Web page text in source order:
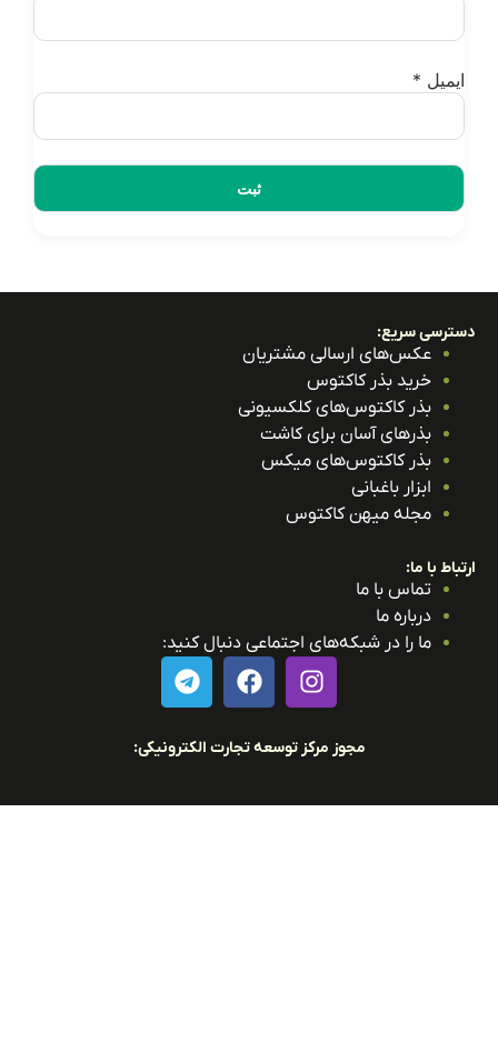
*
سریع:
عکس‌های ارسالی مشتریان
خرید بذر کاکتوس
بذر کاکتوس‌های کلکسیونی
بذرهای آسان برای کاشت
بذر کاکتوس‌های میکس
ابزار باغبانی
مجله میهن کاکتوس
با ما:
تماس با ما
درباره ما
ما را در شبکه‌های اجتماعی دنبال کنید:
مجوز مرکز توسعه تجارت الکترونیکی: